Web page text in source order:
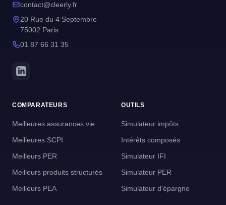
contact@cleerly.fr
20 Rue du 4 Septembre
75002 Paris
01 87 66 31 35
COMPARATEURS
Meilleures assurances vie
Meilleures SCPI
Meilleurs PER
Meilleurs produits structurés
Meilleurs PEA
OUTILS
Simulateur impôts
Intérêts composés
Simulateur IFI
Simulateur PER
Simulateur d'épargne